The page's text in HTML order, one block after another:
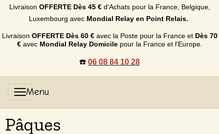
Livraison OFFERTE Dès 45 €d'Achats pour la France, Belgique,
Luxembourg avec Mondial Relay en Point Relais.
Livraison OFFERTE Dès 60 €avec la Poste pour la France et Dès 70
€avec Mondial Relay Domicilepour la France et l'Europe.
☎️ 06 08 84 10 28
Pâques